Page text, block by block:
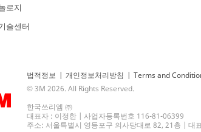
로지
술센터
법적정보 | 개인정보처리방침 | Terms and
© 3M 2026. All Rights Reserved.
한국쓰리엠 ㈜
대표자 : 이정한 | 사업자등록번호 116-81-06399
주소: 서울특별시 영등포구 의사당대로 82, 21층 | 대